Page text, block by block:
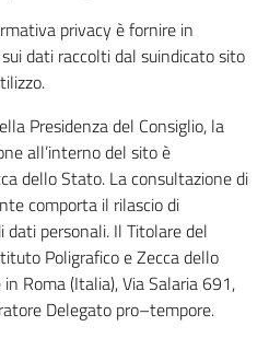
privacy è fornire in
dati raccolti dal suindicato sito
Presidenza del Consiglio, la
all’interno del sito è
dello Stato. La consultazione di
comporta il rilascio di
personali. Il Titolare del
Poligrafico e Zecca dello
Roma (Italia), Via Salaria 691,
Delegato pro–tempore.